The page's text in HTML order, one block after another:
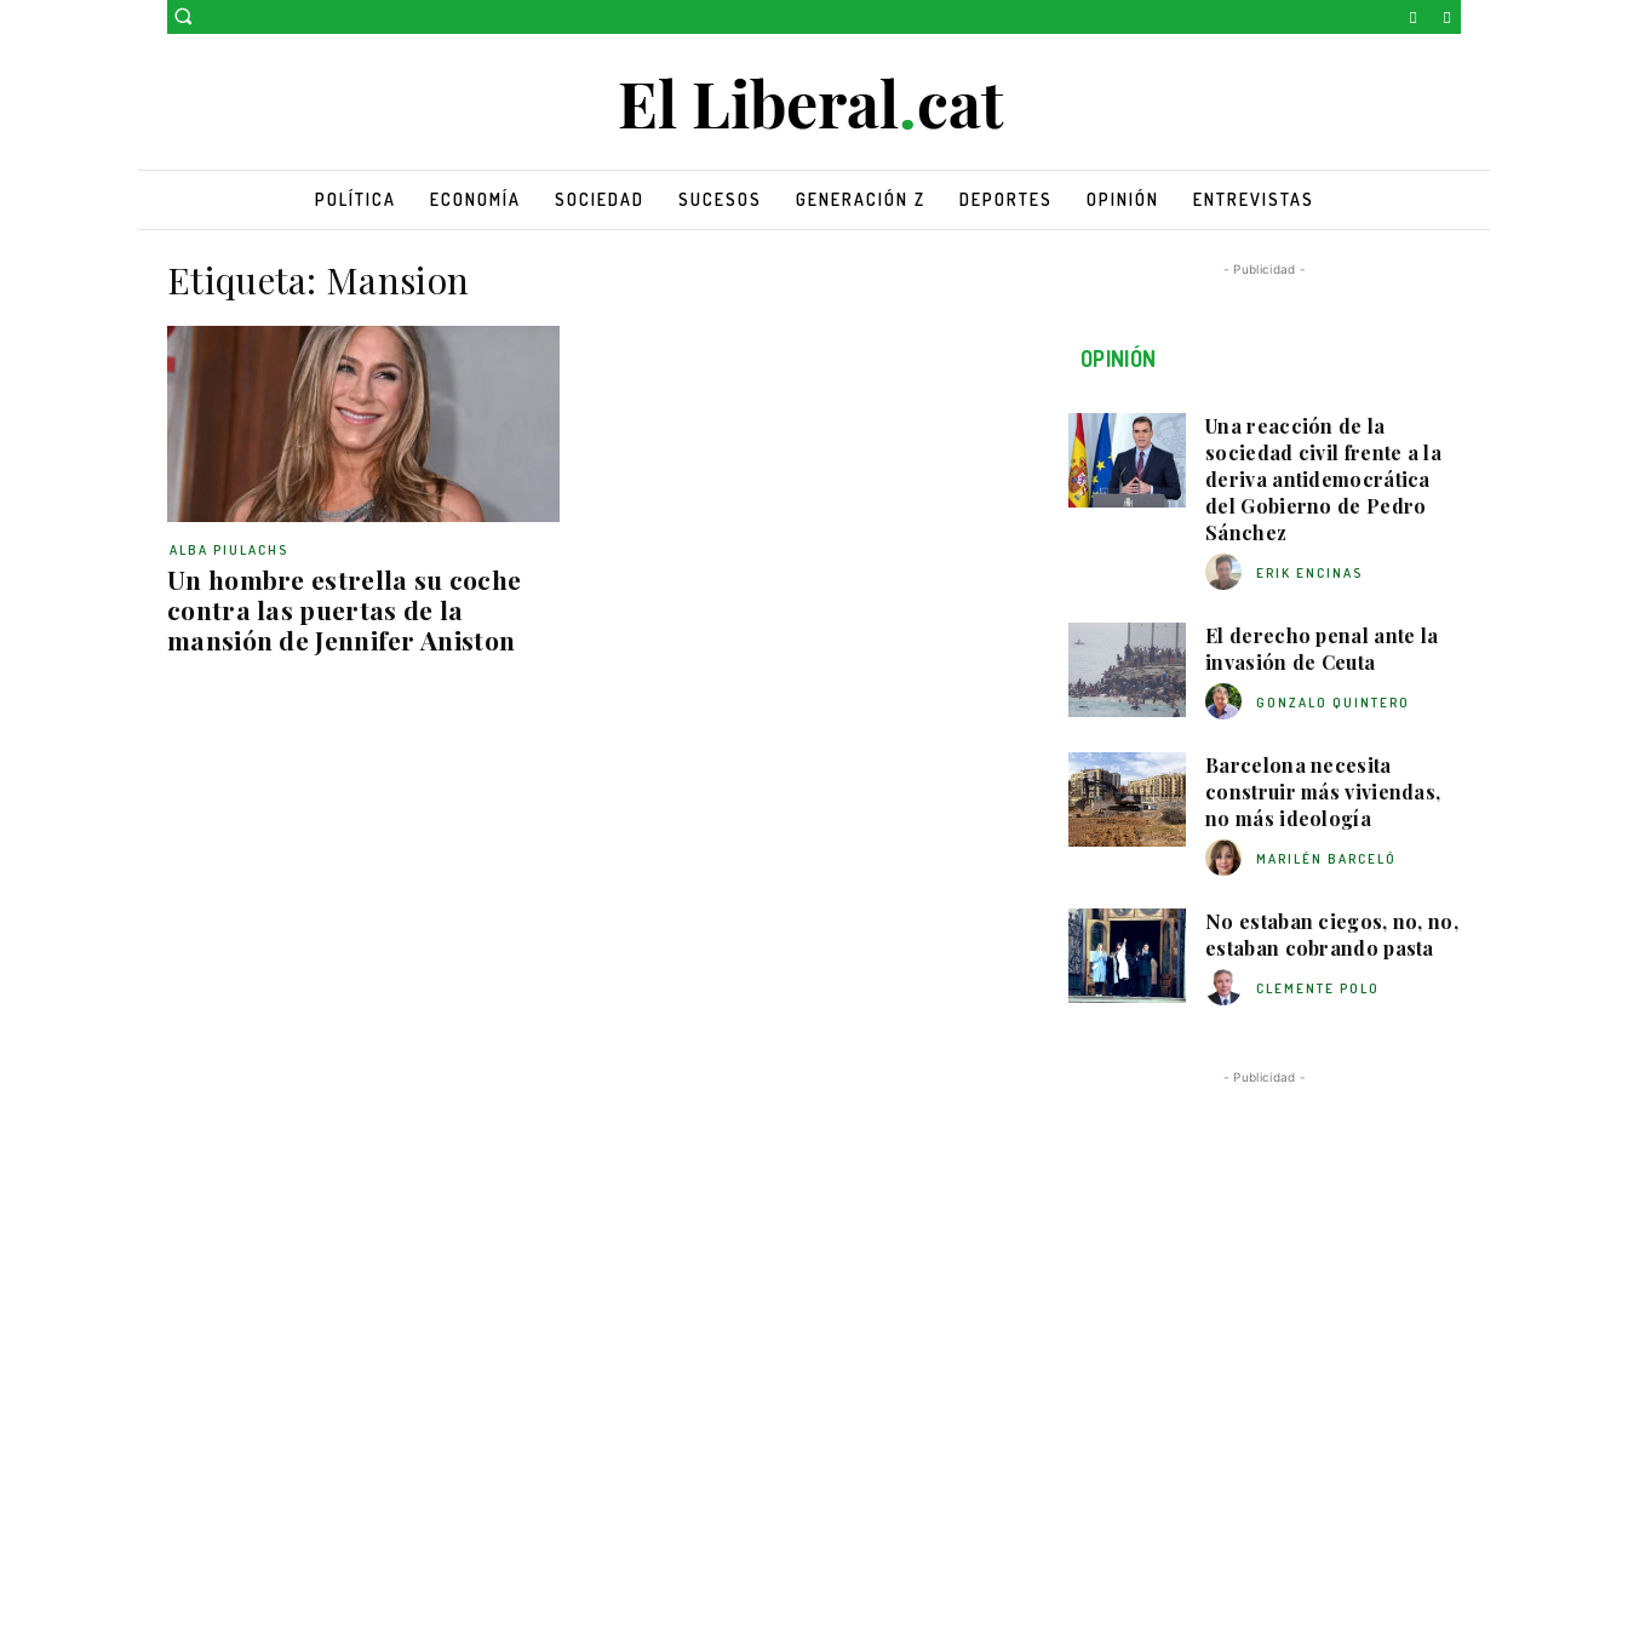
POLÍTICA ECONOMÍA SOCIEDAD SUCESOS GENERACIÓN Z DEPORTES OPINIÓN ENTREVISTAS
Etiqueta: Mansion
Un hombre estrella su coche
contra las puertas de la
mansión de Jennifer Aniston
ALBA PIULACHS
- Publicidad -
OPINIÓN
Una reacción de la
sociedad civil frente a la
deriva antidemocrática
del Gobierno de Pedro
Sánchez
ERIK ENCINAS
El derecho penal ante la
invasión de Ceuta
GONZALO QUINTERO
Barcelona necesita
construir más viviendas,
no más ideología
MARILÉN BARCELÓ
No estaban ciegos, no, no,
estaban cobrando pasta
CLEMENTE POLO
- Publicidad -